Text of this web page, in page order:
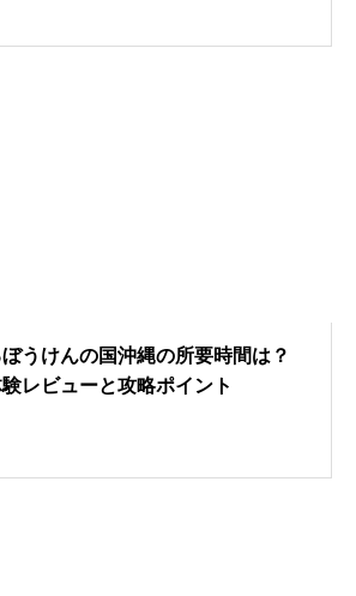
うけんの国沖縄の所要時間は？
レビューと攻略ポイント